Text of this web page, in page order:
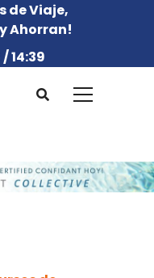
de Viaje,
Ahorran!
14:39